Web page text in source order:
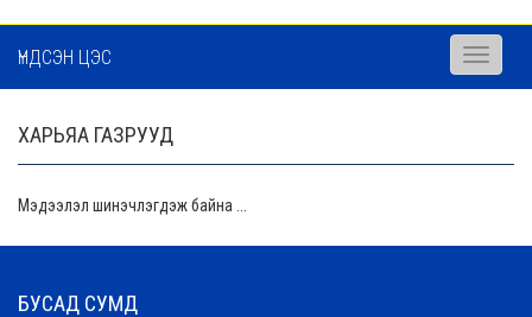
ҮНДСЭН ЦЭС
Toggle
ХАРЬЯА ГАЗРУУД
Мэдээлэл шинэчлэгдэж байна ...
БУСАД СУМД